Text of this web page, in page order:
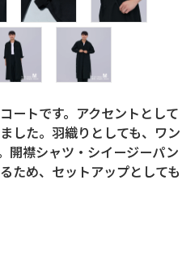
ートです。アクセントとして
した。羽織りとしても、ワン
開襟シャツ・シイージーパン
ため、セットアップとしても